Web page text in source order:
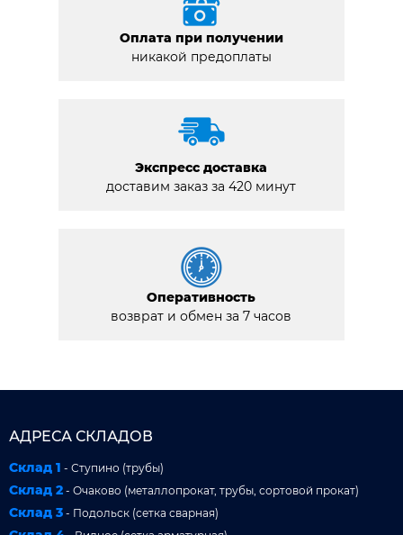
Оплата при получении
никакой предоплаты
Экспресс доставка
доставим заказ за 420 минут
Оперативность
возврат и обмен за 7 часов
АДРЕСА СКЛАДОВ
Склад 1 - Ступино (трубы)
Склад 2 - Очаково (металлопрокат, трубы, сортовой прокат)
Склад 3 - Подольск (сетка сварная)